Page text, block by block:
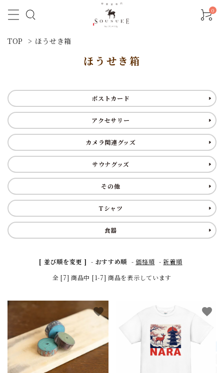
0
TOP > ほうせき箱
ほうせき箱
ポストカード
アクセサリー
カメラ関連グッズ
サウナグッズ
その他
Tシャツ
食器
[ 並び順を変更 ] - おすすめ順 -価格順 -新着順
全 [7] 商品中 [1-7] 商品を表示しています
favorite favorite